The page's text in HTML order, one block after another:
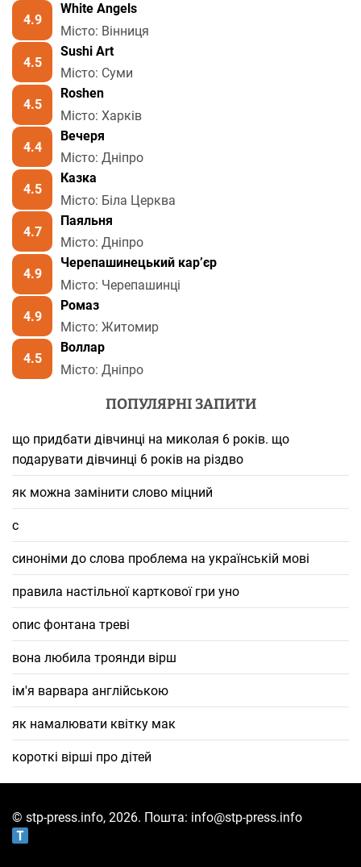
4.9
White Angels
Місто: Вінниця
4.5
Sushi Art
Місто: Суми
4.5
Roshen
Місто: Харків
4.4
Вечеря
Місто: Дніпро
4.5
Казка
Місто: Біла Церква
4.7
Паяльня
Місто: Дніпро
4.9
Черепашинецький кар’єр
Місто: Черепашинці
4.9
Ромаз
Місто: Житомир
4.5
Воллар
Місто: Дніпро
ПОПУЛЯРНІ ЗАПИТИ
що придбати дівчинці на миколая 6 років. що
подарувати дівчинці 6 років на різдво
як можна замінити слово міцний
с
синоніми до слова проблема на українській мові
правила настільної карткової гри уно
опис фонтана треві
вона любила троянди вірш
ім'я варвара англійською
як намалювати квітку мак
короткі вірші про дітей
© stp-press.info, 2026. Пошта: info@stp-press.info